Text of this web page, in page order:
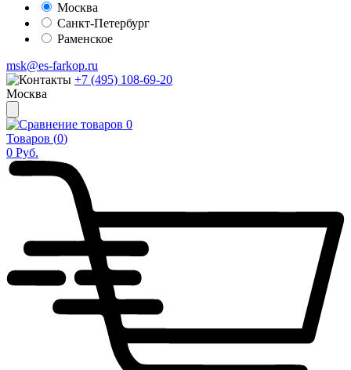
Москва
Санкт-Петербург
Раменское
msk@es-farkop.ru
+7 (495) 108-69-20
Москва
0
Товаров (0)
0 Руб.